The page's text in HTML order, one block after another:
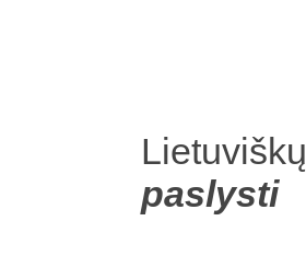
Lietuviškų
paslysti